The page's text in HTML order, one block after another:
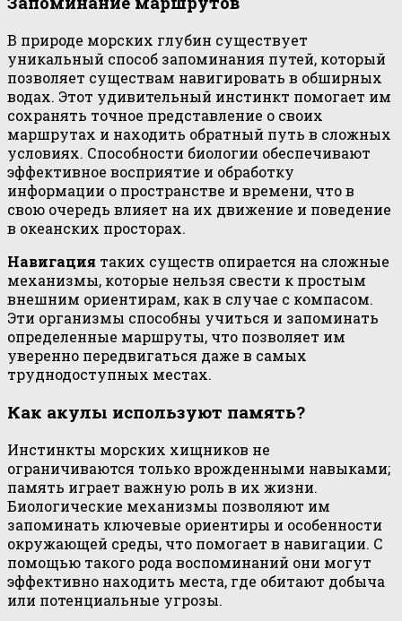
В природе морских глубин существует
уникальный способ запоминания путей, который
позволяет существам навигировать в обширных
водах. Этот удивительный инстинкт помогает им
сохранять точное представление о своих
маршрутах и находить обратный путь в сложных
условиях. Способности биологии обеспечивают
эффективное восприятие и обработку
информации о пространстве и времени, что в
свою очередь влияет на их движение и поведение
в океанских просторах.
Навигация таких существ опирается на сложные
механизмы, которые нельзя свести к простым
внешним ориентирам, как в случае с компасом.
Эти организмы способны учиться и запоминать
определенные маршруты, что позволяет им
уверенно передвигаться даже в самых
труднодоступных местах.
Как акулы используют память?
Инстинкты морских хищников не
ограничиваются только врожденными навыками;
память играет важную роль в их жизни.
Биологические механизмы позволяют им
запоминать ключевые ориентиры и особенности
окружающей среды, что помогает в навигации. С
помощью такого рода воспоминаний они могут
эффективно находить места, где обитают добыча
или потенциальные угрозы.